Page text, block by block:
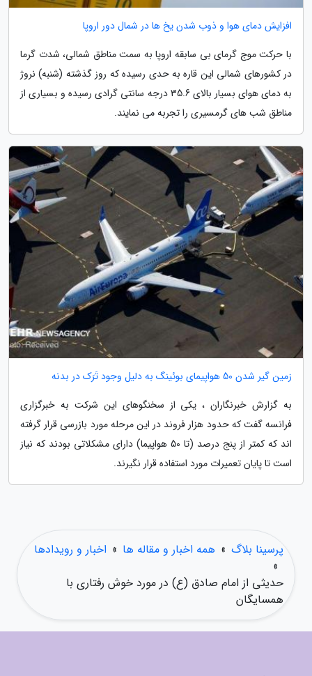
افزایش دمای هوا و ذوب شدن یخ ها در شمال دور اروپا
با حرکت موج گرمای بی سابقه اروپا به سمت مناطق شمالی، شدت گرما
در کشورهای شمالی این قاره به حدی رسیده که روز گذشته (شنبه) نروژ
به دمای هوای بسیار بالای 35.6 درجه سانتی گرادی رسیده و بسیاری از
مناطق شب های گرمسیری را تجربه می نمایند.
زمین گیر شدن 50 هواپیمای بوئینگ به دلیل وجود تَرَک در بدنه
به گزارش خبرنگاران ، یکی از سخنگوهای این شرکت به خبرگزاری
فرانسه گفت که حدود هزار فروند در این مرحله مورد بازرسی قرار گرفته
اند که کمتر از پنج درصد (تا 50 هواپیما) دارای مشکلاتی بودند که نیاز
است تا پایان تعمیرات مورد استفاده قرار نگیرند.
پرسینا بلاگ » همه اخبار و مقاله ها » اخبار و رویدادها
»
حدیثی از امام صادق (ع) در مورد خوش رفتاری با
همسایگان